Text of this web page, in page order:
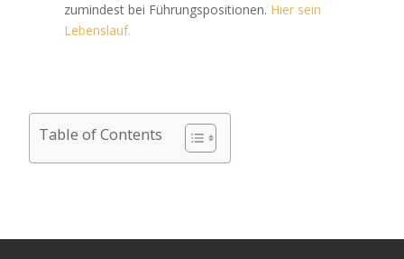
zumindest bei Führungspositionen. Hier sein
Lebenslauf.
Table of Contents